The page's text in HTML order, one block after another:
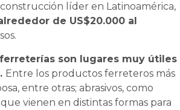
líder en Latinoamérica,
de US$20.000 al
son lugares muy útiles
Entre los productos ferreteros más
entre otras; abrasivos, como
vienen en distintas formas para